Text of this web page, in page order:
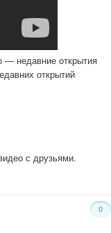
— недавние открытия
открытий
с друзьями.
0